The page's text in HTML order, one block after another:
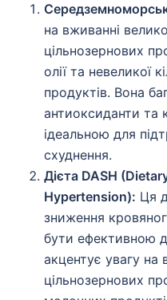
на вживанні
цільнозернових
олії та невеликої
продуктів. Вона
антиоксиданти та
ідеальною для
схуднення.
Дієта DASH
Hypertension): Ця
зниження
бути ефективною
акцентує увагу на
цільнозернових